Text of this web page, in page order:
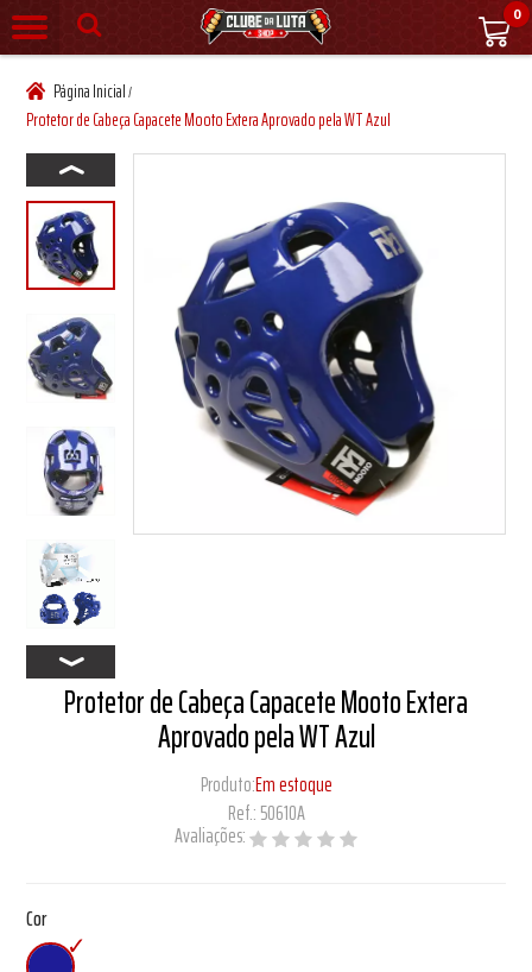
0
Página Inicial/
Protetor de Cabeça Capacete Mooto Extera Aprovado pela WT Azul
Protetor de Cabeça Capacete Mooto Extera
Aprovado pela WT Azul
Produto:Em estoque
Ref.:50610A
Avaliações:
Cor